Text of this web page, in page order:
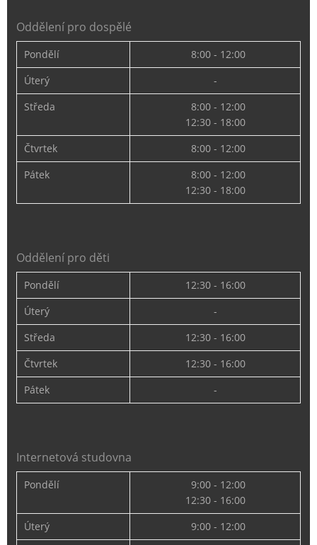
Oddělení pro dospělé
Pondělí
8:00 - 12:00
Úterý
-
Středa
8:00 - 12:00
12:30 - 18:00
Čtvrtek
8:00 - 12:00
Pátek
8:00 - 12:00
12:30 - 18:00
Oddělení pro děti
Pondělí
12:30 - 16:00
Úterý
-
Středa
12:30 - 16:00
Čtvrtek
12:30 - 16:00
Pátek
-
Internetová studovna
Pondělí
9:00 - 12:00
12:30 - 16:00
Úterý
9:00 - 12:00